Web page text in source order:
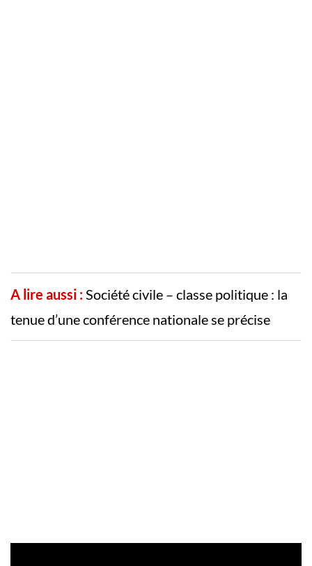
A lire aussi : Société civile – classe politique : la
tenue d’une conférence nationale se précise